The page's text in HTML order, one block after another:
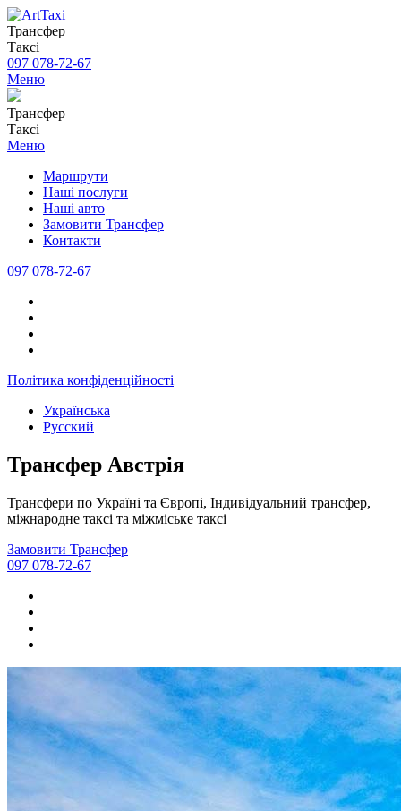
Трансфер
Таксі
097 078-72-67
Меню
Трансфер
Таксі
Меню
Маршрути
Наші послуги
Наші авто
Замовити Трансфер
Контакти
097 078-72-67
Політика конфіденційності
Українська
Русский
Трансфер Австрія
Трансфери по Україні та Європі, Індивідуальний трансфер,
міжнародне таксі та міжміське таксі
Замовити Трансфер
097 078-72-67